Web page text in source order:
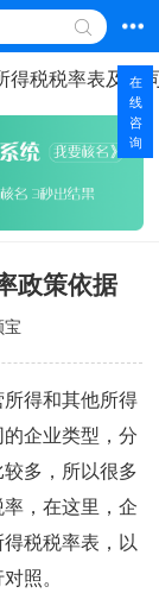
得税税率表及不
政策依据
得和其他所得
企业类型，分
多，所以很多
，在这里，企
税税率表，以
照。
在
线
咨
询